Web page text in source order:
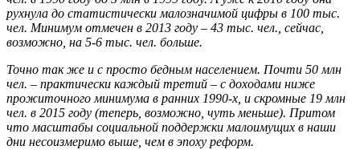
рухнула до статистически малозначимой цифры в 100 тыс.
чел. Минимум отмечен в 2013 году – 43 тыс. чел., сейчас,
возможно, на 5-6 тыс. чел. больше.
Точно так же и с просто бедным населением. Почти 50 млн
чел. – практически каждый третий – с доходами ниже
прожиточного минимума в ранних 1990-х, и скромные 19 млн
чел. в 2015 году (теперь, возможно, чуть меньше). Притом
что масштабы социальной поддержки малоимущих в наши
дни несоизмеримо выше, чем в эпоху реформ.